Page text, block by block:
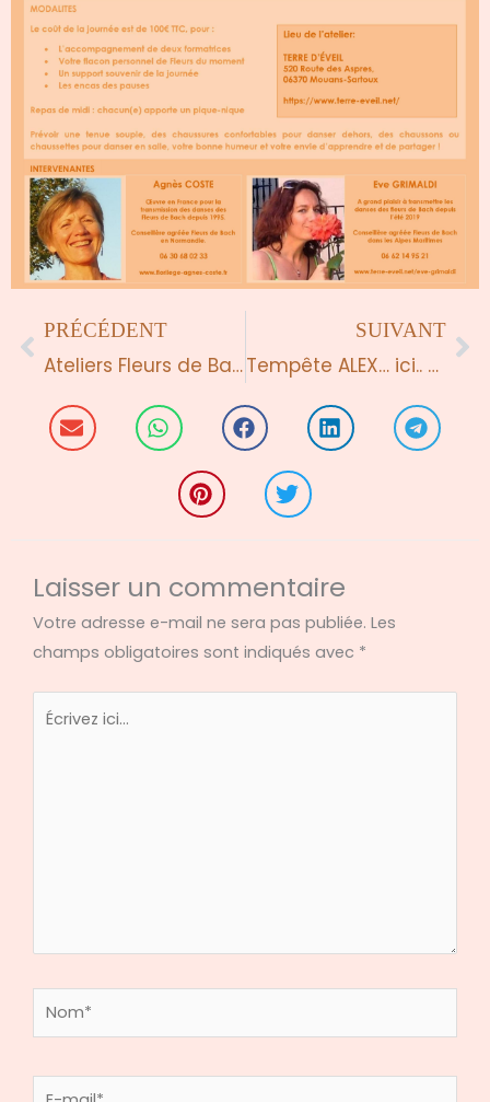
Précédent
PRÉCÉDENT
Ateliers Fleurs de Bach en Côtes d’Armor
SUIVANT
Tempête ALEX… ici.. et dans nos coeurs
Laisser un commentaire
Votre adresse e-mail ne sera pas publiée. Les
champs obligatoires sont indiqués avec *
Écrivez
E-